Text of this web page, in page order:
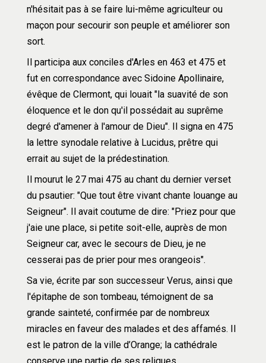
n'hésitait pas à se faire lui-même agriculteur ou
maçon pour secourir son peuple et améliorer son
sort.
Il participa aux conciles d'Arles en 463 et 475 et
fut en correspondance avec Sidoine Apollinaire,
évêque de Clermont, qui louait "la suavité de son
éloquence et le don qu'il possédait au suprême
degré d'amener à l'amour de Dieu". Il signa en 475
la lettre synodale relative à Lucidus, prêtre qui
errait au sujet de la prédestination.
Il mourut le 27 mai 475 au chant du dernier verset
du psautier: "Que tout être vivant chante louange au
Seigneur". Il avait coutume de dire: "Priez pour que
j'aie une place, si petite soit-elle, auprès de mon
Seigneur car, avec le secours de Dieu, je ne
cesserai pas de prier pour mes orangeois".
Sa vie, écrite par son successeur Verus, ainsi que
l'épitaphe de son tombeau, témoignent de sa
grande sainteté, confirmée par de nombreux
miracles en faveur des malades et des affamés. Il
est le patron de la ville d’Orange; la cathédrale